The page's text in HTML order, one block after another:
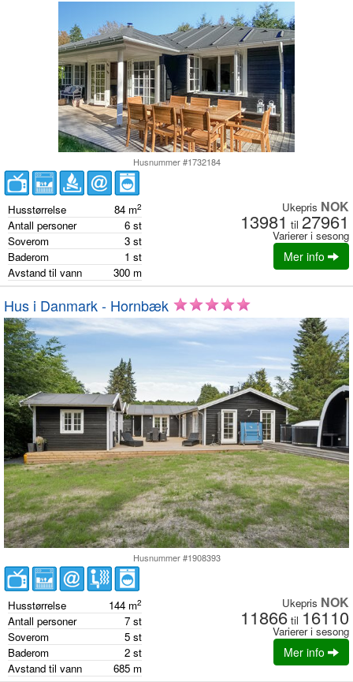
Husnummer #1732184
Husstørrelse 84 m2
Antall personer 6 st
Soverom
3 st
Baderom
1 st
Avstand til vann
300 m
Ukepris NOK
13981 til 27961
Varierer i sesong
Mer info
Hus i Danmark - Hornbæk
Husnummer #1908393
Husstørrelse 144 m2
Antall personer 7 st
Soverom
5 st
Baderom
2 st
Avstand til vann
685 m
Ukepris NOK
11866 til 16110
Varierer i sesong
Mer info